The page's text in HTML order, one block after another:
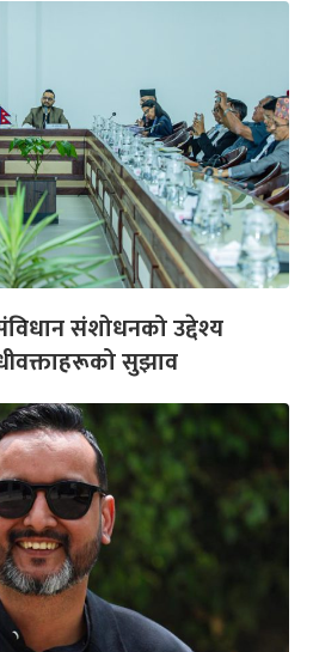
संशोधनको उद्देश्य
सुझाव